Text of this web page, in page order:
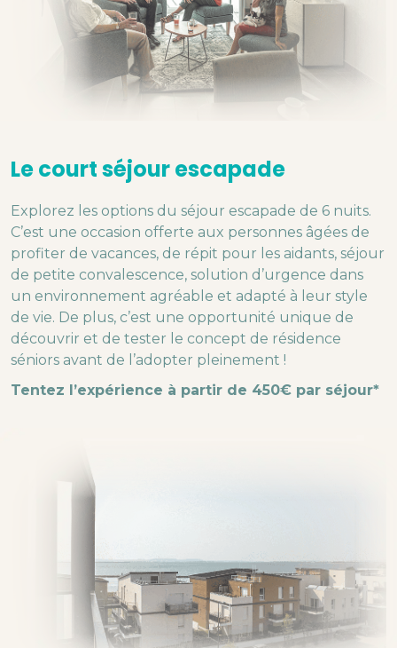
Le court séjour escapade
Explorez les options du séjour escapade de 6 nuits.
C’est une occasion offerte aux personnes âgées de
profiter de vacances, de répit pour les aidants, séjour
de petite convalescence, solution d’urgence dans
un environnement agréable et adapté à leur style
de vie. De plus, c’est une opportunité unique de
découvrir et de tester le concept de résidence
séniors avant de l’adopter pleinement !
Tentez l’expérience à partir de 450€ par séjour*